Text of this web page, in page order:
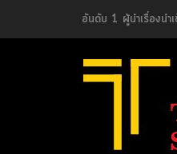
อันดับ 1 ผู้นำเรื่องนำ